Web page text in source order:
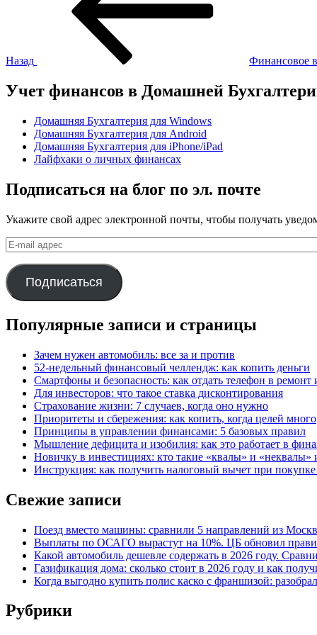
Назад Финансовое
Учет финансов в Домашней
Домашняя Бухгалтерия для Windows
Домашняя Бухгалтерия для Android
Домашняя Бухгалтерия для iPhone/iPad
Лайфхаки о личных финансах
Подписаться на блог по эл. почте
Укажите свой адрес электронной почты, чтобы получать
E-
mail
адрес
Подписаться
Популярные записи и страницы
Зачем нужен автомобиль: все за и против
52-недельный финансовый челлендж: как копить деньги
Смартфоны и безопасность: как отдать телефон в ремонт
Для инвесторов: что такое ставка дисконтирования
Страхование жизни: 7 случаев, когда оно нужно
Приоритеты и сбережения: как копить, когда целей много
Принципы в управлении финансами: 5 базовых правил
Мышление дефицита и изобилия: как это работает в
Новичку в инвестициях: кто такие «квалы» и «неквалы»
Инструкция: как получить налоговый вычет при
Свежие записи
Поезд вместо машины: сравнили 5 направлений из
Выплаты по ОСАГО вырастут на 10%. ЦБ обновил
Какой автомобиль дешевле содержать в 2026 году.
Газификация дома: сколько стоит в 2026 году и как
Когда выгодно купить полис каско с франшизой:
Рубрики